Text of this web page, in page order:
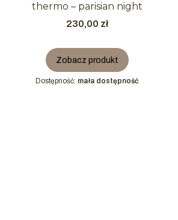
thermo – parisian night
Cena
230,00 zł
Zobacz produkt
Dostępność: mała dostępność